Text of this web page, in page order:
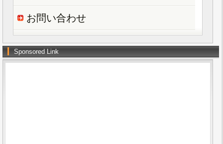
お問い合わせ
Sponsored Link